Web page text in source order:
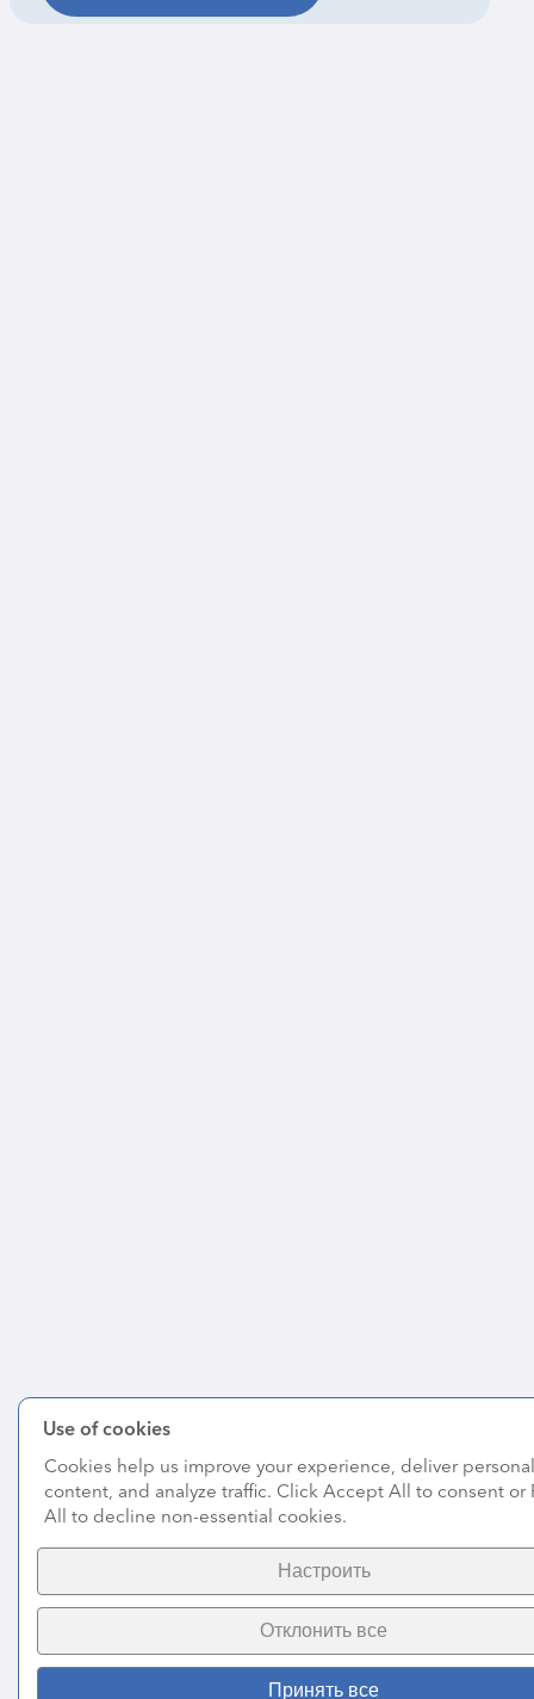
Use of cookies
Cookies help us improve your experience, deliver
content, and analyze traffic. Click Accept All to consent or
All to decline non-essential cookies.
Настроить
Отклонить все
Принять все